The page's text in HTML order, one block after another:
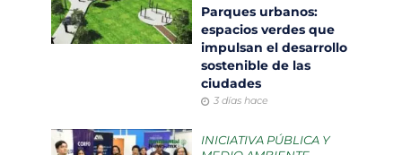
Parques urbanos:
espacios verdes que
impulsan el desarrollo
sostenible de las
ciudades
3 días hace
INICIATIVA PÚBLICA Y